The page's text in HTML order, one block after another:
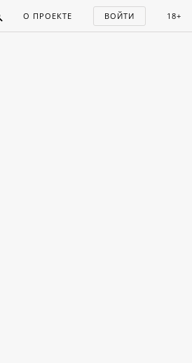
О ПРОЕКТЕ ВОЙТИ 18+